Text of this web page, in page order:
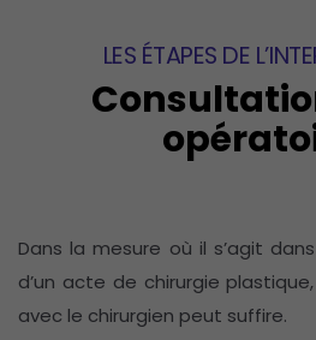
LES ÉTAPES DE
Dans la mesure où il s’agit
d’un acte de chirurgie
avec le chirurgien peut suffire.